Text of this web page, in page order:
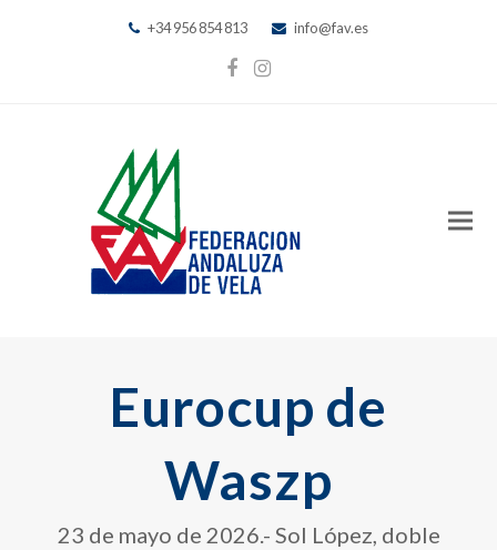
+34 956 854 813 info@fav.es
Facebook
Instagram
Eurocup de
Waszp
23 de mayo de 2026.- Sol López, doble